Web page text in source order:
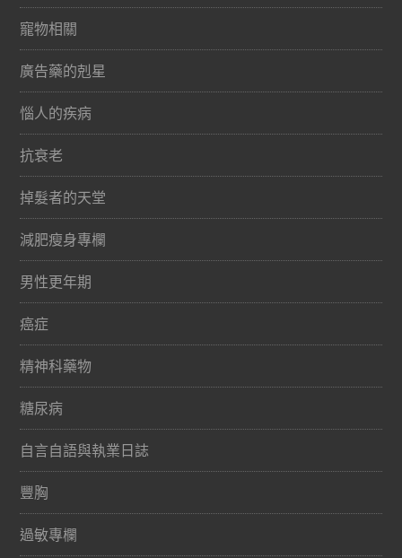
寵物相關
廣告藥的剋星
惱人的疾病
抗衰老
掉髮者的天堂
減肥瘦身專欄
男性更年期
癌症
精神科藥物
糖尿病
自言自語與執業日誌
豐胸
過敏專欄